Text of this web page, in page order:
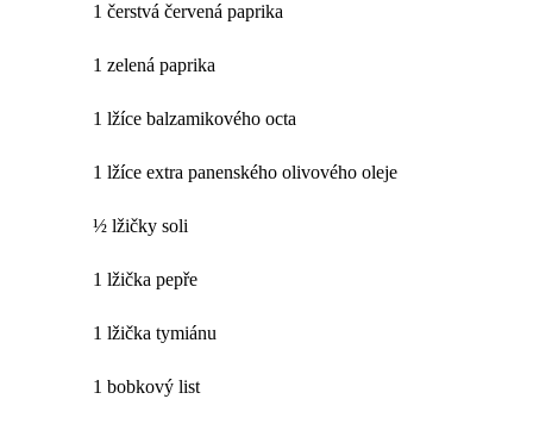
1 čerstvá červená paprika
1 zelená paprika
1 lžíce balzamikového octa
1 lžíce extra panenského olivového oleje
½ lžičky soli
1 lžička pepře
1 lžička tymiánu
1 bobkový list